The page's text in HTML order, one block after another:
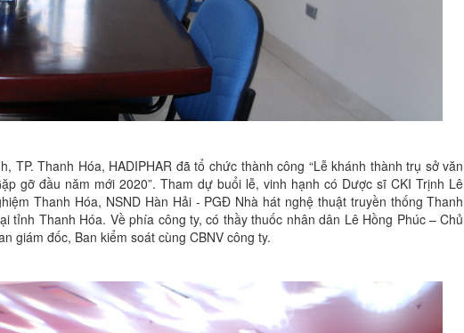
TP. Thanh Hóa, HADIPHAR đã tổ chức thành công “Lễ khánh thành trụ sở văn
gỡ đầu năm mới 2020”. Tham dự buổi lễ, vinh hạnh có Dược sĩ CKI Trịnh Lê
Thanh Hóa, NSND Hàn Hải - PGĐ Nhà hát nghệ thuật truyền thống Thanh
tỉnh Thanh Hóa. Về phía công ty, có thầy thuốc nhân dân Lê Hồng Phúc – Chủ
giám đốc, Ban kiểm soát cùng CBNV công ty.